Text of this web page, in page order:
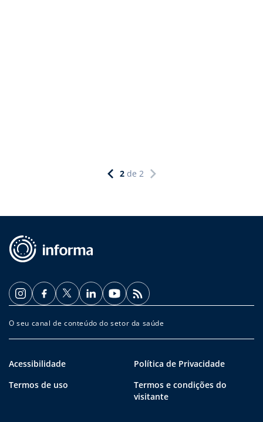
2 de 2
O seu canal de conteúdo do setor da saúde
Acessibilidade
Política de Privacidade
Termos de uso
Termos e condições do
visitante